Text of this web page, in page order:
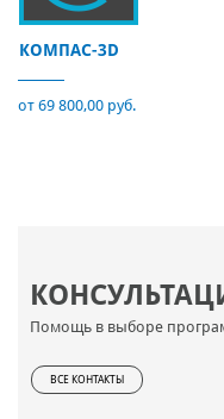
Помощь в выборе
ВСЕ КОНТАКТЫ
КОМПАС-3D
от 69 800,00 руб.